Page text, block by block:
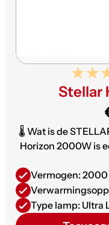
Stellar
🌡️ Wat is de
Horizon 2000W is
Vermogen:
Type lamp: Ultra